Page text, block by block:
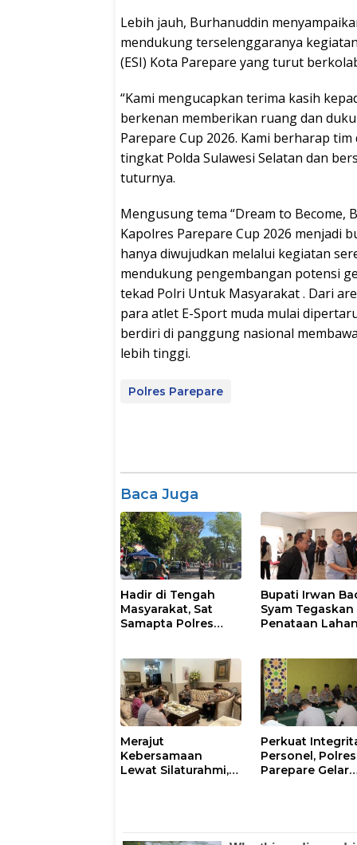
Lebih jauh, Burhanuddin
mendukung terselenggaranya
(ESI) Kota Parepare yang turut
“Kami mengucapkan terima kasih
berkenan memberikan ruang dan
Parepare Cup 2026. Kami berharap
tingkat Polda Sulawesi Selatan dan
tuturnya.
Mengusung tema “Dream to Become,
Kapolres Parepare Cup 2026 menjadi
hanya diwujudkan melalui kegiatan
mendukung pengembangan potensi
tekad Polri Untuk Masyarakat . Dari
para atlet E-Sport muda mulai
berdiri di panggung nasional
lebih tinggi.
Polres Parepare
Baca Juga
Hadir di Tengah
Masyarakat, Sat
Samapta Polres
Pagi
Bupati Irwan
Syam Tegaskan
Penataan
Merajut
Kebersamaan
Lewat Silaturahmi,
Perkuat
Personel, Polres
Parepare Gelar